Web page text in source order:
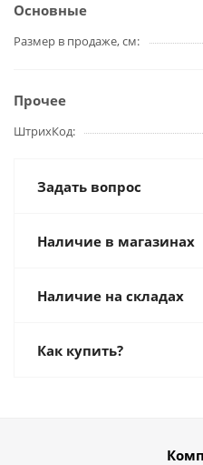
Основные
Размер в продаже, см
Прочее
ШтрихКод
Задать вопрос
Наличие в магазинах
Наличие на складах
Как купить?